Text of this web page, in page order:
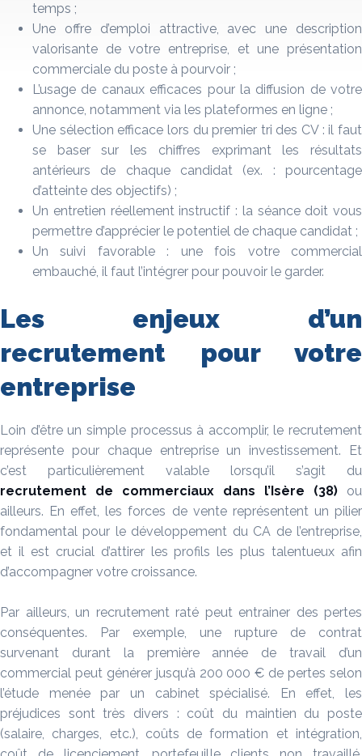
temps ;
Une offre d’emploi attractive, avec une description
valorisante de votre entreprise, et une présentation
commerciale du poste à pourvoir ;
L’usage de canaux efficaces pour la diffusion de votre
annonce, notamment via les plateformes en ligne ;
Une sélection efficace lors du premier tri des CV : il faut
se baser sur les chiffres exprimant les résultats
antérieurs de chaque candidat (ex. : pourcentage
d’atteinte des objectifs) ;
Un entretien réellement instructif : la séance doit vous
permettre d’apprécier le potentiel de chaque candidat ;
Un suivi favorable : une fois votre commercial
embauché, il faut l’intégrer pour pouvoir le garder.
Les enjeux d’un
recrutement pour votre
entreprise
Loin d’être un simple processus à accomplir, le recrutement
représente pour chaque entreprise un investissement. Et
c’est particulièrement valable lorsqu’il s’agit du
recrutement de commerciaux dans l’Isère (38) ou
ailleurs. En effet, les forces de vente représentent un pilier
fondamental pour le développement du CA de l’entreprise,
et il est crucial d’attirer les profils les plus talentueux afin
d’accompagner votre croissance.
Par ailleurs, un recrutement raté peut entrainer des pertes
conséquentes. Par exemple, une rupture de contrat
survenant durant la première année de travail d’un
commercial peut générer jusqu’à 200 000 € de pertes selon
l’étude menée par un cabinet spécialisé. En effet, les
préjudices sont très divers : coût du maintien du poste
(salaire, charges, etc.), coûts de formation et intégration,